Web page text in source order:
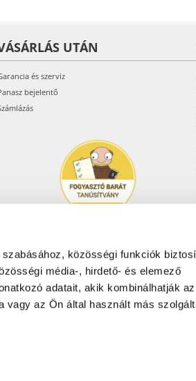
közösségi funkciók
média-, hirdető- és elemező
adatait, akik kombinálhatják
vagy az Ön által használt más
UTÁN
és szerviz
bejelentő
Árukereső.hu